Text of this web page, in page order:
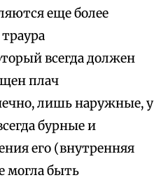
еще более
всегда должен
плач
лишь наружные, у
бурные и
его (внутренняя
могла быть